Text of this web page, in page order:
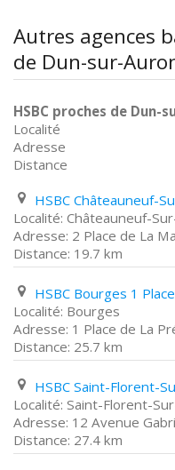
Autres agences
de Dun-sur-
HSBC proches de Dun-
Localité
Adresse
Distance
Châteauneuf-
2 Place de La
19.7 km
Bourges
1 Place de La
25.7 km
Saint-Florent-
12 Avenue
27.4 km